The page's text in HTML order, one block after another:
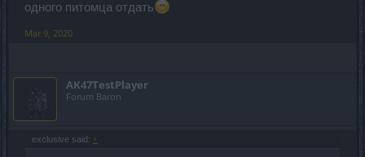
одного питомца отдать
Mar 9, 2020
AK47TestPlayer
Forum Baron
exclusive said: ↑